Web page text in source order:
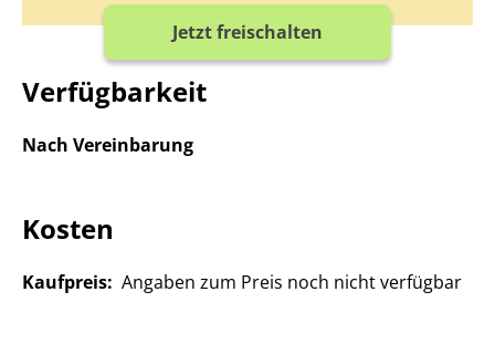
Jetzt freischalten
Verfügbarkeit
Nach Vereinbarung
Kosten
Kaufpreis: Angaben zum Preis noch nicht verfügbar